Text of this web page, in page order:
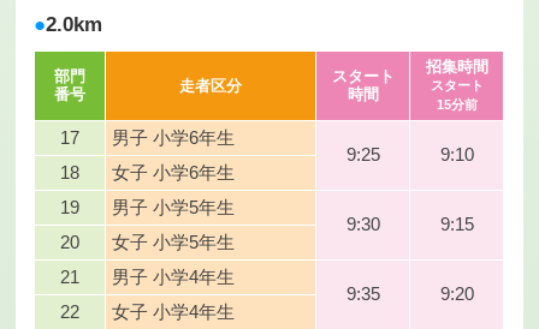
2.0km
部門
番号
走者区分
スタート
時間
招集時間
スタート
15分前
17
男子 小学6年生
9:25
9:10
18
女子 小学6年生
19
男子 小学5年生
9:30
9:15
20
女子 小学5年生
21
男子 小学4年生
9:35
9:20
22
女子 小学4年生